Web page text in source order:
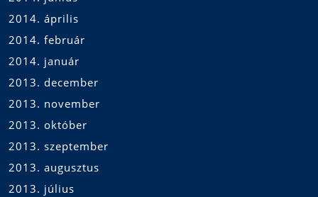
2014. április
2014. február
2014. január
2013. december
2013. november
2013. október
2013. szeptember
2013. augusztus
2013. július